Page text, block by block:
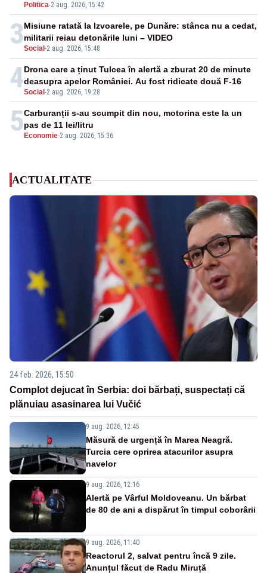
Politica-2 aug. 2026, 15:42
3Social -2 aug. 2026, 15:48
Misiune ratată la Izvoarele, pe Dunăre: stânca nu a cedat,
militarii reiau detonările luni – VIDEO
4Social -2 aug. 2026, 19:28
Drona care a ținut Tulcea în alertă a zburat 20 de minute
deasupra apelor României. Au fost ridicate două F-16
5 Economie-2 aug. 2026, 15:36
Carburanții s-au scumpit din nou, motorina este la un
pas de 11 lei/litru
ACTUALITATE
24 feb. 2026, 15:50
Complot dejucat în Serbia: doi bărbați, suspectați că
plănuiau asasinarea lui Vučić
9 aug. 2026, 12:45
Măsură de urgență în Marea Neagră.
Turcia cere oprirea atacurilor asupra
navelor
9 aug. 2026, 12:16
Alertă pe Vârful Moldoveanu. Un bărbat
de 80 de ani a dispărut în timpul coborârii
9 aug. 2026, 11:40
Reactorul 2, salvat pentru încă 9 zile.
Anunțul făcut de Radu Miruță